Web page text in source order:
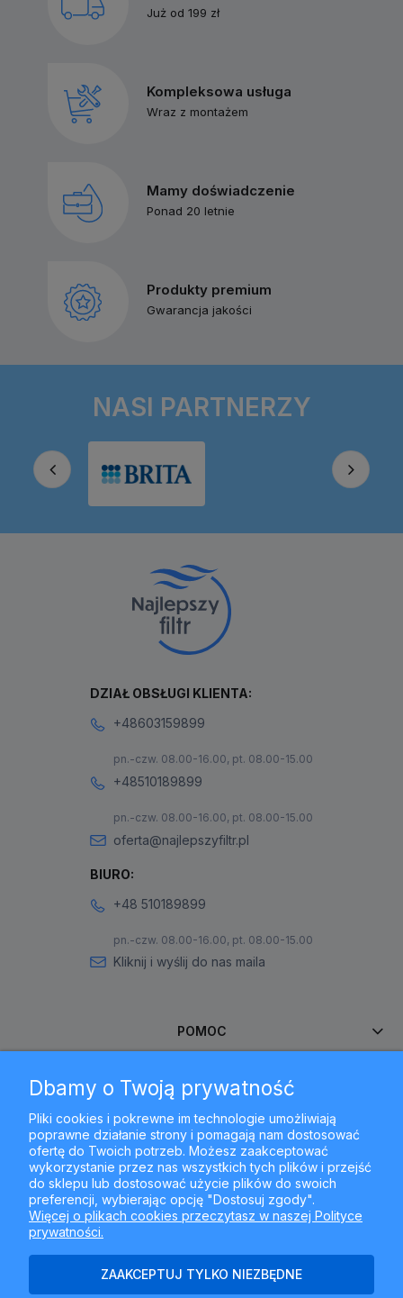
Już od 199 zł
Kompleksowa usługa
Wraz z montażem
Mamy doświadczenie
Ponad 20 letnie
Produkty premium
Gwarancja jakości
NASI PARTNERZY
DZIAŁ OBSŁUGI KLIENTA:
+48603159899
pn.-czw. 08.00-16.00, pt. 08.00-15.00
+48510189899
pn.-czw. 08.00-16.00, pt. 08.00-15.00
oferta@najlepszyfiltr.pl
BIURO:
+48 510189899
pn.-czw. 08.00-16.00, pt. 08.00-15.00
Kliknij i wyślij do nas maila
POMOC
MOJE KONTO
PŁATNOŚCI I DOSTAWA
INFORMACJE
Dbamy o Twoją prywatność
Pliki cookies i pokrewne im technologie umożliwiają
poprawne działanie strony i pomagają nam dostosować
ofertę do Twoich potrzeb. Możesz zaakceptować
wykorzystanie przez nas wszystkich tych plików i przejść
do sklepu lub dostosować użycie plików do swoich
preferencji, wybierając opcję "Dostosuj zgody".
Więcej o plikach cookies przeczytasz w naszej Polityce
prywatności.
ZAAKCEPTUJ TYLKO NIEZBĘDNE